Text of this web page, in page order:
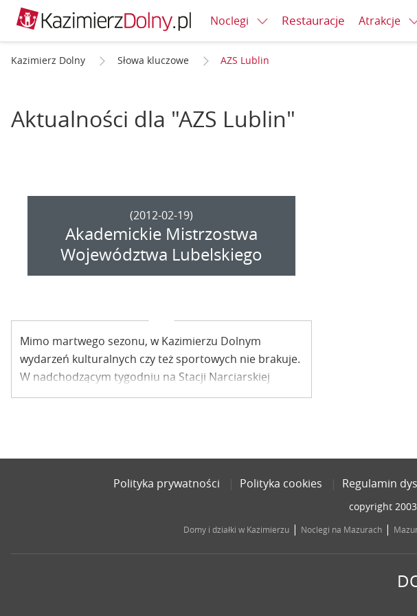
Noclegi Restauracje Atrakcje
Kazimierz Dolny Słowa kluczowe AZS Lublin
Aktualności dla "AZS Lublin"
(2012-02-19)
Akademickie Mistrzostwa
Województwa Lubelskiego
Mimo martwego sezonu, w Kazimierzu Dolnym
wydarzeń kulturalnych czy też sportowych nie brakuje.
W nadchodzącym tygodniu na Stacji Narciarskiej
Kazimierz odbędą się zawody narciarskie i
Polityka prywatności Polityka cookies Regulamin
copyright
Domy i działki w Kazimierzu | Noclegi na Mazurach |